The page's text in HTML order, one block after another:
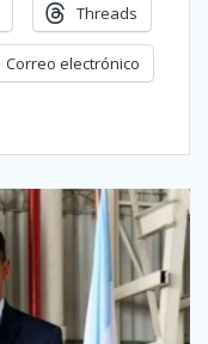
Threads
Correo electrónico